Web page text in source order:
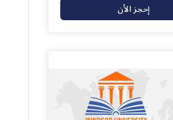
إحجز الأن